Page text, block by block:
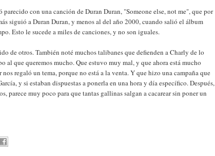
con una canción de Duran Duran, "Someone else, not me", que por
siguió a Duran Duran, y menos al del año 2000, cuando salió el álbum
Esto le sucede a miles de canciones, y no son iguales.
de otros. También noté muchos talibanes que defienden a Charly de lo
al que queremos mucho. Que estuvo muy mal, y que ahora está mucho
regaló un tema, porque no está a la venta. Y que hizo una campaña que
y si estaban dispuestas a ponerla en una hora y día específico. Después,
parece muy poco para que tantas gallinas salgan a cacarear sin poner un